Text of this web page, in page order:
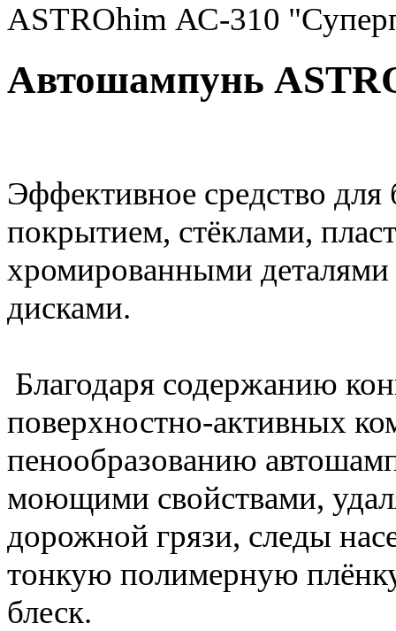
ASTROhim АС-310
Автошампунь
Эффективное средство
покрытием, стёклами,
хромированными
дисками.
Благодаря содержанию
поверхностно-активных
пенообразованию
моющими свойствами,
дорожной грязи, следы
тонкую полимерную
блеск.